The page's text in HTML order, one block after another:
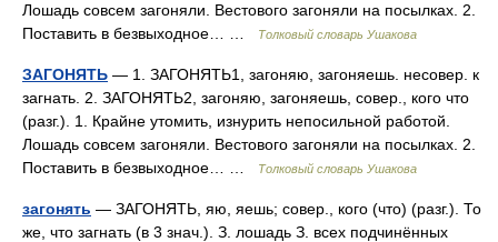
Лошадь совсем загоняли. Вестового загоняли на посылках. 2.
Поставить в безвыходное… …
Толковый словарь Ушакова
ЗАГОНЯТЬ — 1. ЗАГОНЯТЬ1, загоняю, загоняешь. несовер. к
загнать. 2. ЗАГОНЯТЬ2, загоняю, загоняешь, совер., кого что
(разг.). 1. Крайне утомить, изнурить непосильной работой.
Лошадь совсем загоняли. Вестового загоняли на посылках. 2.
Поставить в безвыходное… …
Толковый словарь Ушакова
загонять — ЗАГОНЯТЬ, яю, яешь; совер., кого (что) (разг.). То
же, что загнать (в 3 знач.). З. лошадь З. всех подчинённых